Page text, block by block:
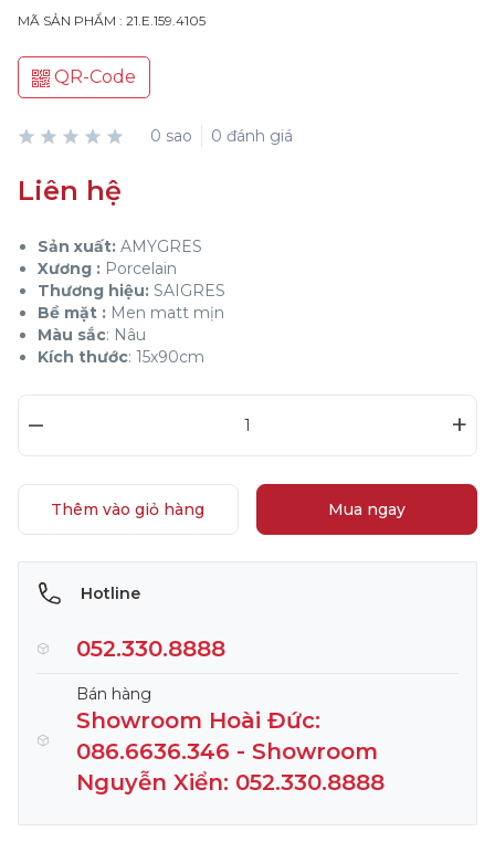
MÃ SẢN PHẨM : 21.E.159.4105
QR-Code
0 sao 0 đánh giá
Liên hệ
Sản xuất: AMYGRES
Xương : Porcelain
Thương hiệu: SAIGRES
Bề mặt : Men matt mịn
Màu sắc: Nâu
Kích thước: 15x90cm
– +
Thêm vào giỏ hàng Mua ngay
Hotline
052.330.8888
Bán hàng
Showroom Hoài Đức:
086.6636.346 - Showroom
Nguyễn Xiển: 052.330.8888